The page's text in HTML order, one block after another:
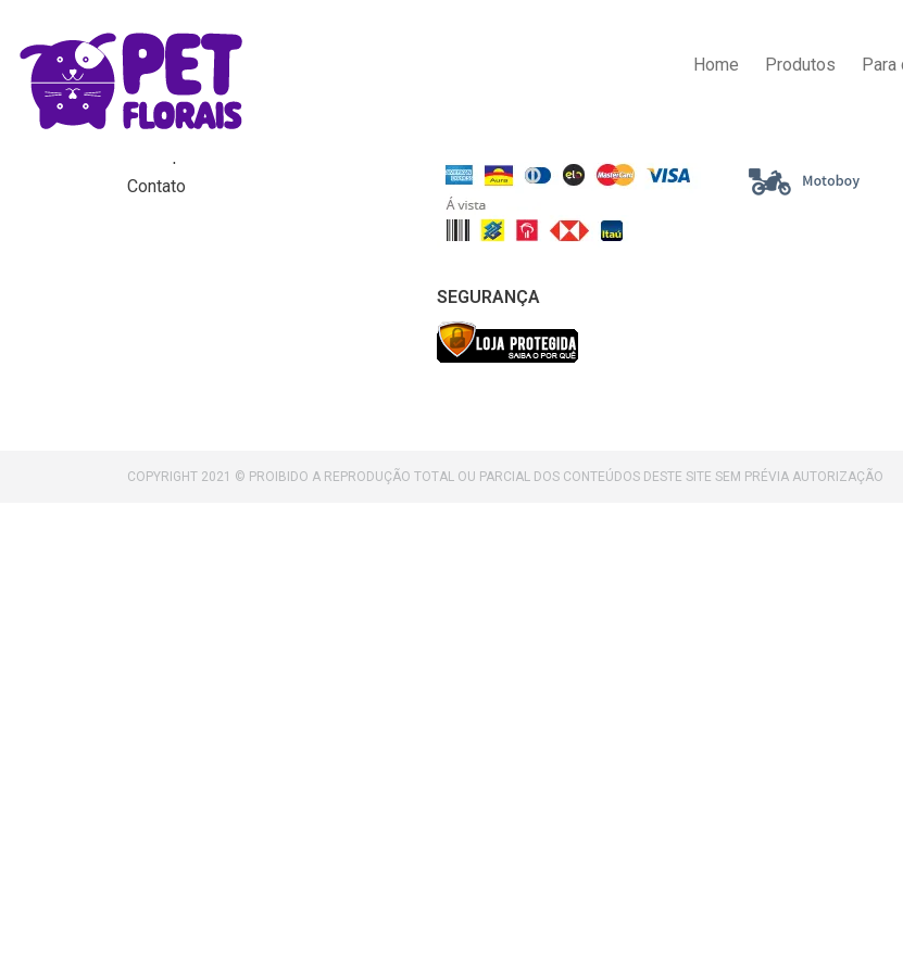
Home Produtos Para
MENU
Home
Produtos
Contato
SEGURANÇA
ENTREGA
COPYRIGHT 2021 © PROIBIDO A REPRODUÇÃO TOTAL OU PARCIAL DOS CONTEÚDOS DESTE SITE SEM PRÉVIA AUTORIZAÇÃO